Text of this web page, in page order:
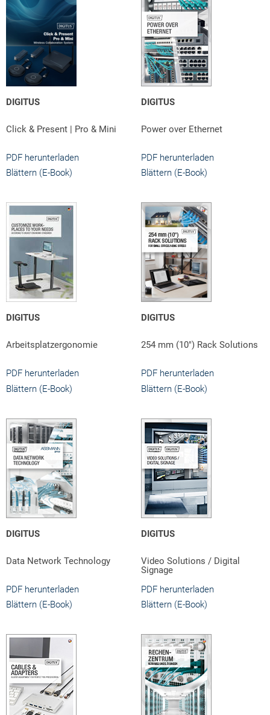
DIGITUS
Click & Present | Pro & Mini
PDF herunterladen
Blättern (E-Book)
DIGITUS
Power over Ethernet
PDF herunterladen
Blättern (E-Book)
DIGITUS
Arbeitsplatzergonomie
PDF herunterladen
Blättern (E-Book)
DIGITUS
254 mm (10") Rack Solutions
PDF herunterladen
Blättern (E-Book)
DIGITUS
Data Network Technology
PDF herunterladen
Blättern (E-Book)
DIGITUS
Video Solutions / Digital
Signage
PDF herunterladen
Blättern (E-Book)